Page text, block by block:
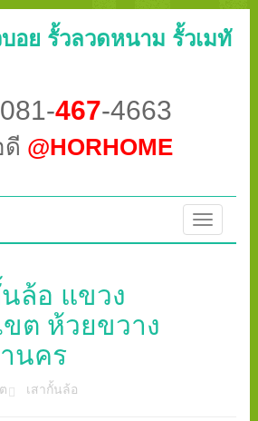
อย รั้วลวดหนาม รั้วเมทั
467-4663
ดี @HORHOME
Toggle
ล้อ แขวง
ขต ห้วยขวาง
นคร
เสากั้นล้อ